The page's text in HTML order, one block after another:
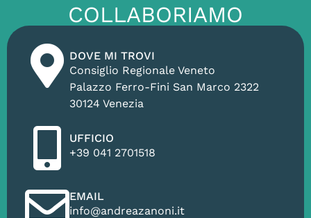
COLLABORIAMO
DOVE MI TROVI
Consiglio Regionale Veneto
Palazzo Ferro-Fini San Marco 2322
30124 Venezia
UFFICIO
+39 041 2701518
EMAIL
info@andreazanoni.it